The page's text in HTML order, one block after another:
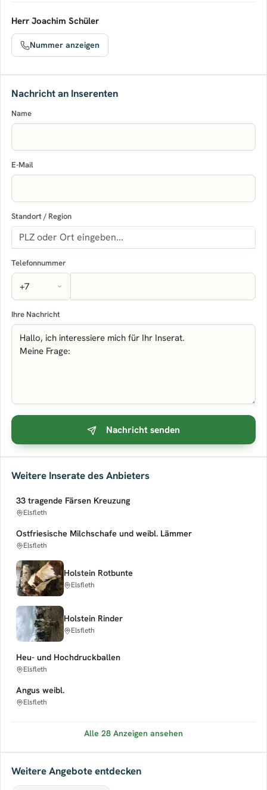
Herr Joachim Schüler
Nummer anzeigen
Nachricht an Inserenten
Name
E-Mail
Standort / Region
Telefonnummer
Ihre Nachricht
Nachricht senden
Weitere Inserate des Anbieters
33 tragende Färsen Kreuzung
Elsfleth
Ostfriesische Milchschafe und weibl. Lämmer
Elsfleth
Holstein Rotbunte
Elsfleth
Holstein Rinder
Elsfleth
Heu- und Hochdruckballen
Elsfleth
Angus weibl.
Elsfleth
Alle 28 Anzeigen ansehen
Weitere Angebote entdecken